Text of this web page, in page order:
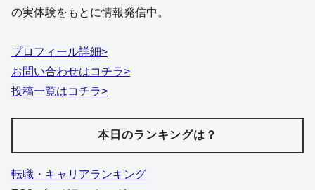
の実体験をもとに情報発信中。
プロフィール詳細>
お問い合わせはコチラ>
投稿一覧はコチラ>
本日のランキングは？
転職・キャリアランキング